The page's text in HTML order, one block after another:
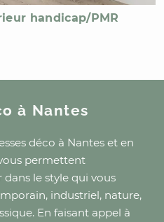
handicap/PMR
à Nantes
déco à Nantes et en
permettent
le style qui vous
industriel, nature,
En faisant appel à